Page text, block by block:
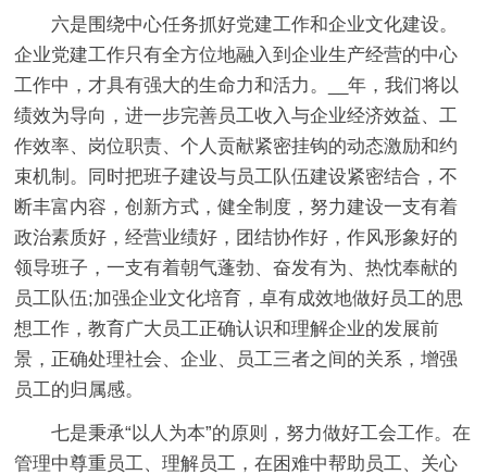
六是围绕中心任务抓好党建工作和企业文化建设。
企业党建工作只有全方位地融入到企业生产经营的中心
工作中，才具有强大的生命力和活力。__年，我们将以
绩效为导向，进一步完善员工收入与企业经济效益、工
作效率、岗位职责、个人贡献紧密挂钩的动态激励和约
束机制。同时把班子建设与员工队伍建设紧密结合，不
断丰富内容，创新方式，健全制度，努力建设一支有着
政治素质好，经营业绩好，团结协作好，作风形象好的
领导班子，一支有着朝气蓬勃、奋发有为、热忱奉献的
员工队伍;加强企业文化培育，卓有成效地做好员工的思
想工作，教育广大员工正确认识和理解企业的发展前
景，正确处理社会、企业、员工三者之间的关系，增强
员工的归属感。
七是秉承“以人为本”的原则，努力做好工会工作。在
管理中尊重员工、理解员工，在困难中帮助员工、关心